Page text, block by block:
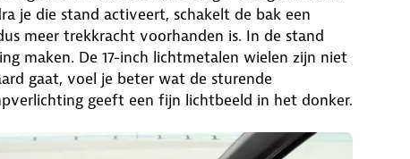
je die stand activeert, schakelt de bak een
meer trekkracht voorhanden is. In de stand
maken. De 17-inch lichtmetalen wielen zijn niet
gaat, voel je beter wat de sturende
geeft een fijn lichtbeeld in het donker.